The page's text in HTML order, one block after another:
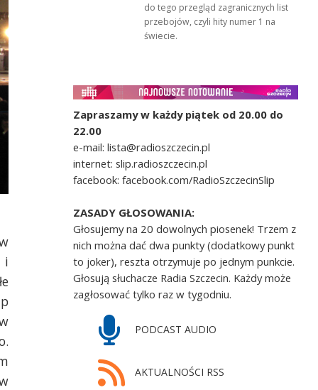
i
do tego przegląd zagranicznych list
przebojów, czyli hity numer 1 na
świecie.
Zapraszamy w każdy piątek od 20.00 do
22.00
e-mail: lista@radioszczecin.pl
internet: slip.radioszczecin.pl
facebook: facebook.com/RadioSzczecinSlip
ZASADY GŁOSOWANIA:
Głosujemy na 20 dowolnych piosenek! Trzem z
nich można dać dwa punkty (dodatkowy punkt
to joker), reszta otrzymuje po jednym punkcie.
Głosują słuchacze Radia Szczecin. Każdy może
zagłosować tylko raz w tygodniu.
PODCAST AUDIO
AKTUALNOŚCI RSS